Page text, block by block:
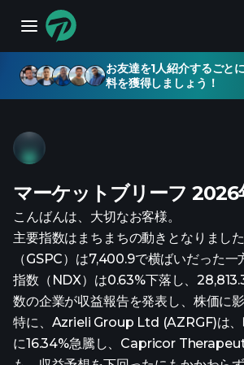
お友達を1人紹介するごと
料を獲得しましょう！
マーケットブリーフ 2026
こんばんは、大切なお客様。
主要指数はまちまちの動きとなりまし
（GSPC）は7,400.9で横ばいだった
指数（NDX）は0.63%下落し、
数の企業が収益報告を発表し、株価に
特に、Azrieli Group Ltd (AZRGF)は、
に16.34%急騰し、Capricor